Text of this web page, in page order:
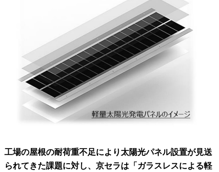
工場の屋根の耐荷重不足により太陽光パネル設置が見送
られてきた課題に対し、京セラは「ガラスレスによる軽